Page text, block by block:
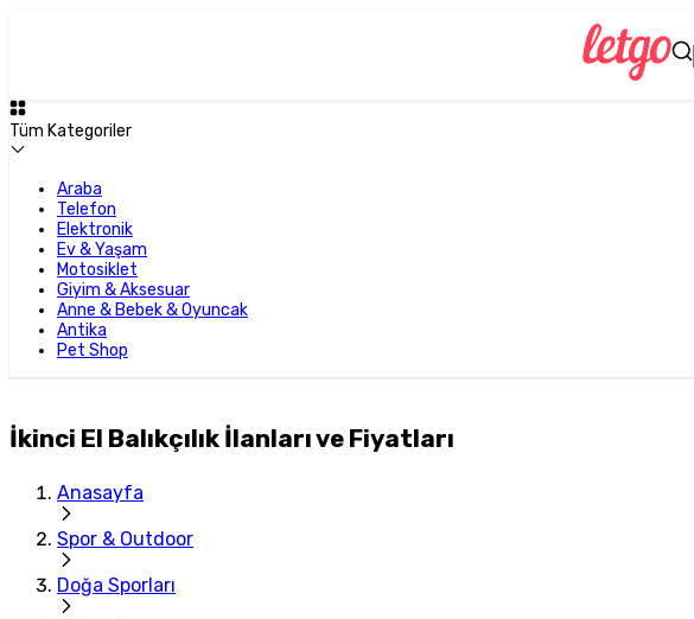
Tüm Kategoriler
Araba
Telefon
Elektronik
Ev & Yaşam
Motosiklet
Giyim & Aksesuar
Anne & Bebek & Oyuncak
Antika
Pet Shop
İkinci El Balıkçılık İlanları ve Fiyatları
Anasayfa
Spor & Outdoor
Doğa Sporları